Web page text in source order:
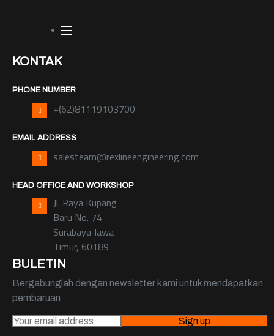
KONTAK
PHONE NUMBER
+(62)81119103700
EMAIL ADDRESS
salesteam@rexlineengineering.com
HEAD OFFICE AND WORKSHOP
Jl. Raya Kupang
Baru No. 74
Surabaya Jawa
Timur, 60189
BULETIN
Bergabunglah dengan newsletter kami untuk mendapatkan
pembaruan.